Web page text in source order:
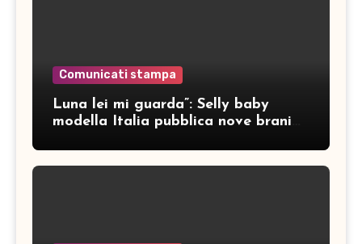
Comunicati stampa
Luna lei mi guarda”: Selly baby
modella Italia pubblica nove brani